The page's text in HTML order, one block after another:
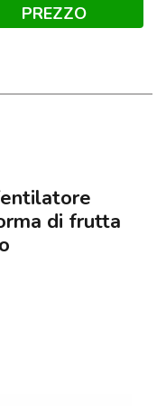
PREZZO
di frutta